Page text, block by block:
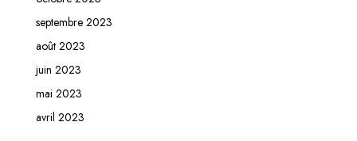
septembre 2023
août 2023
juin 2023
mai 2023
avril 2023